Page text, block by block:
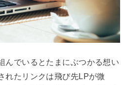
んでいるとたまにぶつかる想い
れたリンクは飛び先LPが微